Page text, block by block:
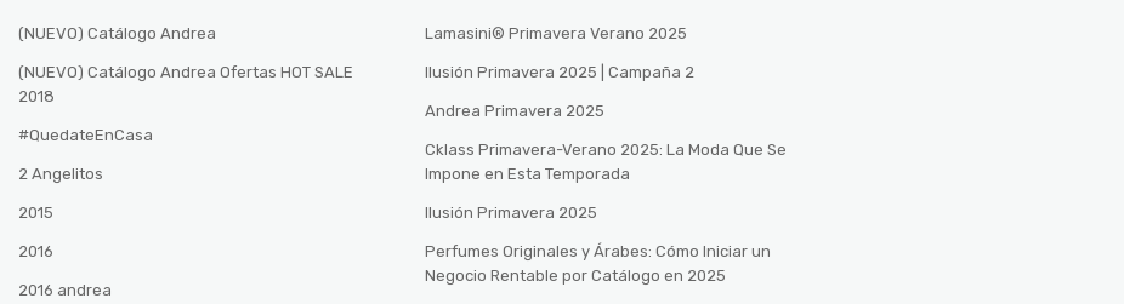
(NUEVO) Catálogo Andrea
(NUEVO) Catálogo Andrea Ofertas HOT SALE
2018
#QuedateEnCasa
2 Angelitos
2015
2016
2016 andrea
Lamasini® Primavera Verano 2025
Ilusión Primavera 2025 | Campaña 2
Andrea Primavera 2025
Cklass Primavera-Verano 2025: La Moda Que Se
Impone en Esta Temporada
Ilusión Primavera 2025
Perfumes Originales y Árabes: Cómo Iniciar un
Negocio Rentable por Catálogo en 2025